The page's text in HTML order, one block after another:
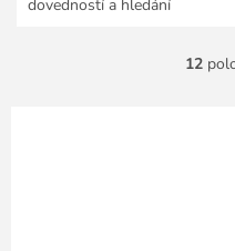
dovedností a hledání
12